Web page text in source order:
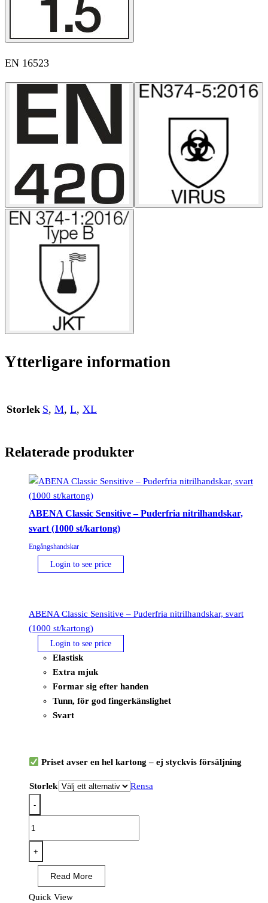
EN 16523
Ytterligare information
Storlek S, M, L, XL
Relaterade produkter
ABENA Classic Sensitive – Puderfria nitrilhandskar,
svart (1000 st/kartong)
Engångshandskar
Login to see price
ABENA Classic Sensitive – Puderfria nitrilhandskar, svart
(1000 st/kartong)
Login to see price
Elastisk
Extra mjuk
Formar sig efter handen
Tunn, för god fingerkänslighet
Svart
Priset avser en hel kartong – ej styckvis försäljning
Storlek Rensa
-
Sensitive
–
Puderfria
nitrilhandskar,
+
Read More
Quick View